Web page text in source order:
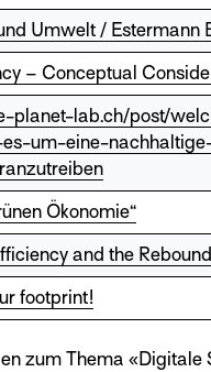
Umwelt / Estermann
– Conceptual
planet-lab.ch/post/
um-eine-
Ökonomie“
and the
footprint!
zum Thema «Digitale